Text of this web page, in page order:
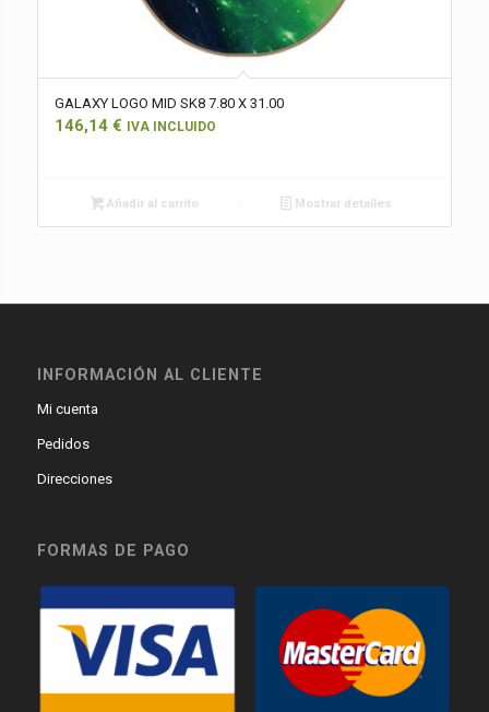
GALAXY LOGO MID SK8 7.80 X 31.00
146,14 € IVA INCLUIDO
Añadir al carrito Mostrar detalles
INFORMACIÓN AL CLIENTE
Mi cuenta
Pedidos
Direcciones
FORMAS DE PAGO